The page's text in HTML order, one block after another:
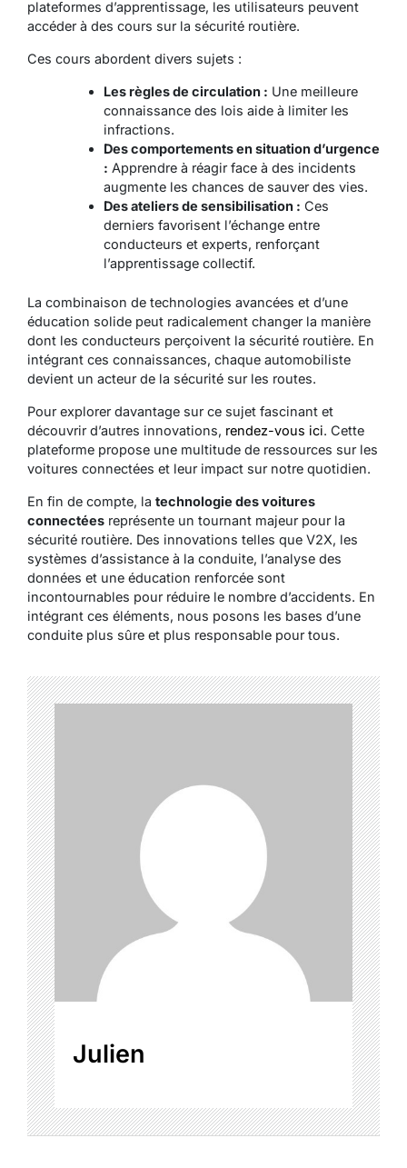
plateformes d’apprentissage, les utilisateurs peuvent
accéder à des cours sur la sécurité routière.
Ces cours abordent divers sujets :
Les règles de circulation : Une meilleure
connaissance des lois aide à limiter les
infractions.
Des comportements en situation d’urgence
: Apprendre à réagir face à des incidents
augmente les chances de sauver des vies.
Des ateliers de sensibilisation : Ces
derniers favorisent l’échange entre
conducteurs et experts, renforçant
l’apprentissage collectif.
La combinaison de technologies avancées et d’une
éducation solide peut radicalement changer la manière
dont les conducteurs perçoivent la sécurité routière. En
intégrant ces connaissances, chaque automobiliste
devient un acteur de la sécurité sur les routes.
Pour explorer davantage sur ce sujet fascinant et
découvrir d’autres innovations, rendez-vous ici. Cette
plateforme propose une multitude de ressources sur les
voitures connectées et leur impact sur notre quotidien.
En fin de compte, la technologie des voitures
connectées représente un tournant majeur pour la
sécurité routière. Des innovations telles que V2X, les
systèmes d’assistance à la conduite, l’analyse des
données et une éducation renforcée sont
incontournables pour réduire le nombre d’accidents. En
intégrant ces éléments, nous posons les bases d’une
conduite plus sûre et plus responsable pour tous.
Julien